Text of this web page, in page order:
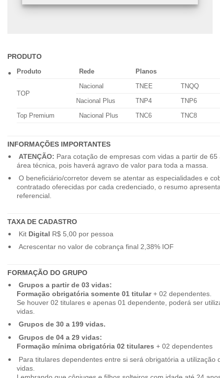
PRODUTO
Produto Rede Planos
TOP
Nacional TNEE
TNQQ
Nacional Plus
TNP4
TNP6
Top Premium
Nacional Plus TNC6 TNC8
INFORMAÇÕES IMPORTANTES
ATENÇÃO: Para cotação de empresas com vidas a partir de
área técnica, pois haverá agravo de valor para toda a massa.
O beneficiário/corretor devem se atentar as especialidades e
contratado oferecidas por cada credenciado, o resumo
referencial.
TAXA DE CADASTRO
Kit Digital R$ 5,00 por pessoa
Acrescentar no valor de cobrança final 2,38% IOF
FORMAÇÃO DO GRUPO
Grupos a partir de 03 vidas:
Formação obrigatória somente 01 titular+ 02 dependentes.
Se houver 02 titulares e apenas 01 dependente, poderá ser
vidas.
Grupos de 30 a 199 vidas.
Grupos de 04 a 29 vidas:
Formação mínima obrigatória 02 titulares + 02 dependentes
Para titulares dependentes entre si será obrigatória a utilização
vidas.